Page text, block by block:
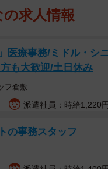
の求人情報
医療事務/ミドル・
も大歓迎/土日休み
フ倉敷
派遣社員：時給1,220
の事務スタッフ